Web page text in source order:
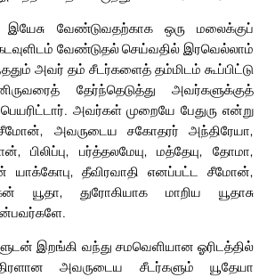
இயேசு வேண்டுவதற்காக ஒரு மலைக்குப்
வேண்டுதல் செய்வதில் இரவெல்லாம்
அவர் தம் சீடர்களைத் தம்மிடம் கூப்பிட்டு
தேர்ந்தெடுத்து அவர்களுக்குத்
அவர்கள் முறையே பேதுரு என்று
அவருடைய சகோதரர் அந்திரேயா,
பிலிப்பு, பர்த்தலமேயு, மத்தேயு, தோமா,
யாக்கோபு, தீவிரவாதி எனப்பட்ட சீமோன்,
யூதா, துரோகியாக மாறிய யூதாசு
இறங்கி வந்து சமவெளியான ஓரிடத்தில்
அவருடைய சீடர்களும் யூதேயா